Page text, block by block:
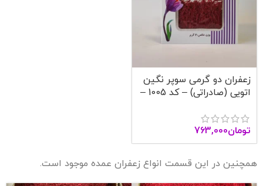
زعفران دو گرمی سوپر نگین
اتویی (صادراتی) – کد 1005 –
تومان763,000
همچنین در این قسمت انواع زعفران عمده موجود است.